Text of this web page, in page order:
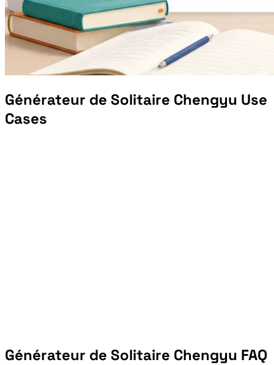
Générateur de Solitaire Chengyu Use
Cases
Générateur de Solitaire Chengyu FAQ